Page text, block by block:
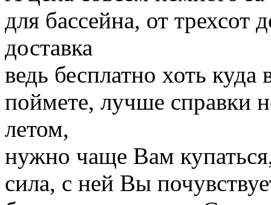
для бассейна, от трехсот
доставка
ведь бесплатно хоть
поймете, лучше справки
летом,
нужно чаще Вам
сила, с ней Вы